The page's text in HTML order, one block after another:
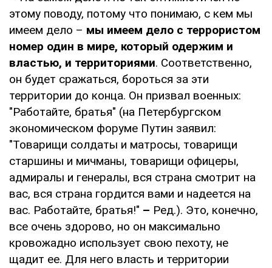
этому поводу, потому что понимаю, с кем мы
имеем дело – мы имеем дело с террористом
номер один в мире, который одержим и
властью, и территориями. Соответственно,
он будет сражаться, бороться за эти
территории до конца. Он призвал военных:
"Работайте, братья" (на Петербургском
экономическом форуме Путин заявил:
"Товарищи солдаты и матросы, товарищи
старшины и мичманы, товарищи офицеры,
адмиралы и генералы, вся страна смотрит на
вас, вся страна гордится вами и надеется на
вас. Работайте, братья!" – Ред.). Это, конечно,
все очень здорово, но он максимально
кровожадно использует свою пехоту, не
щадит ее. Для него власть и территории